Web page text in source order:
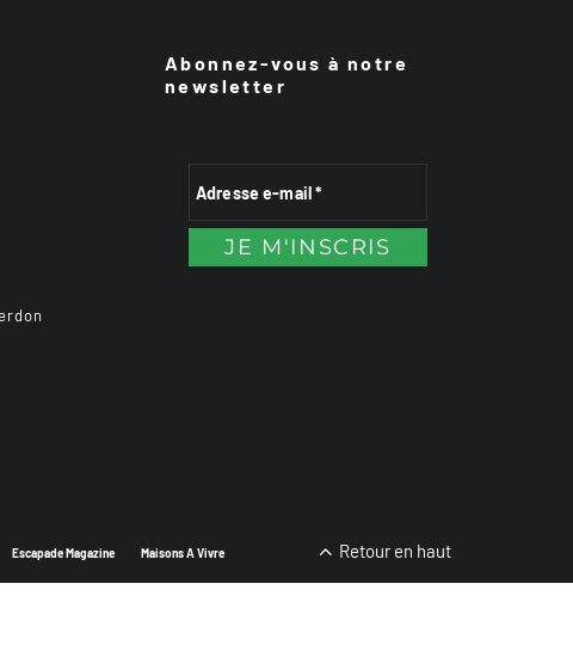
Abonnez-vous à notre
newsletter
Escapade Magazine Maisons A Vivre Retour en haut